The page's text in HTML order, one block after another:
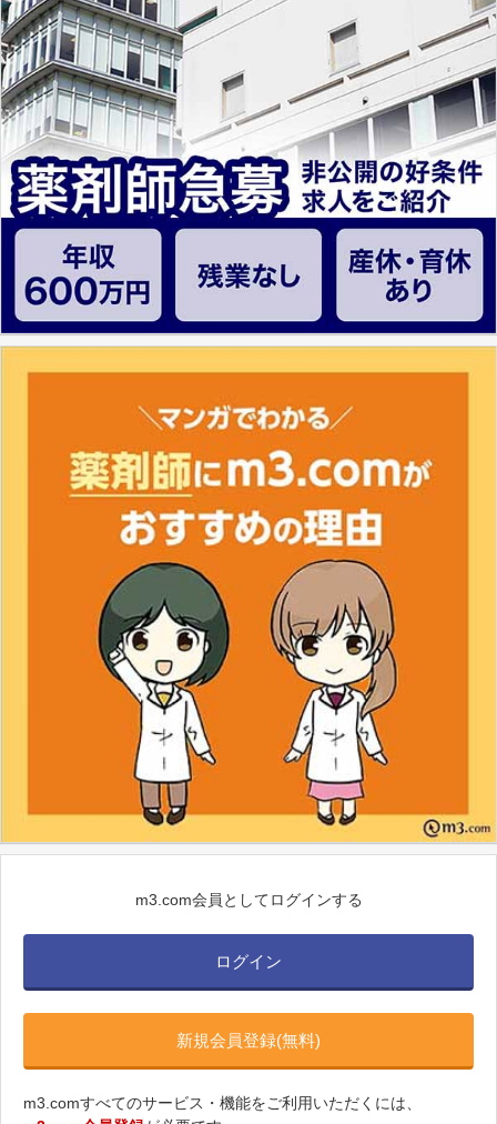
m3.com会員としてログインする
ログイン
新規会員登録(無料)
m3.comすべてのサービス・機能をご利用いただくには、